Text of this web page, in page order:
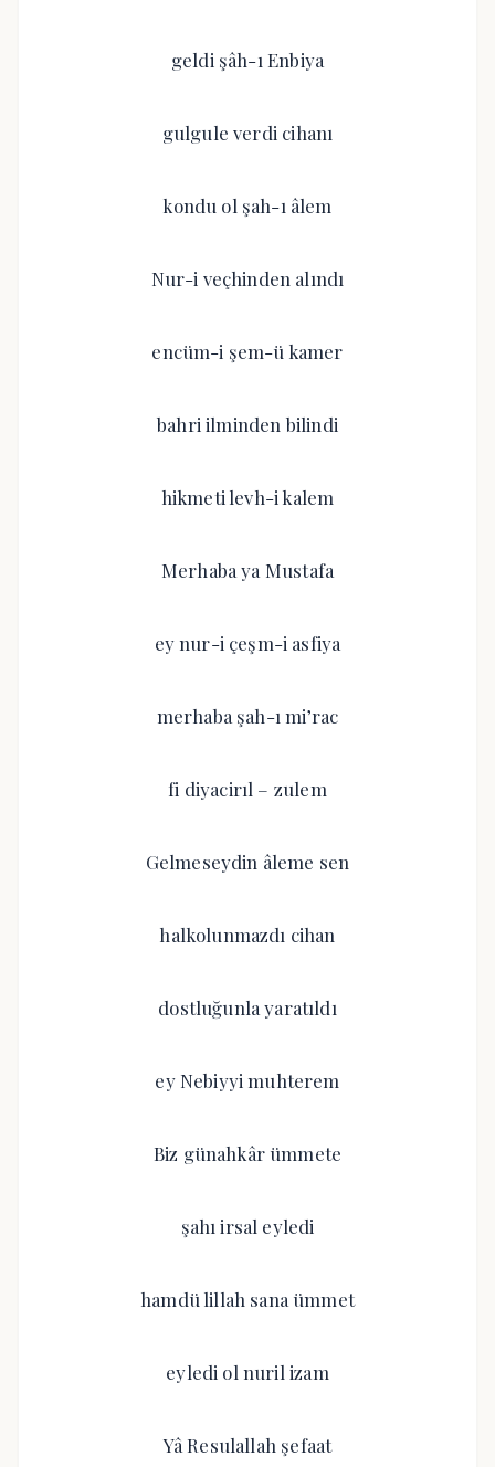
geldi şâh-ı Enbiya
gulgule verdi cihanı
kondu ol şah-ı âlem
Nur-i veçhinden alındı
encüm-i şem-ü kamer
bahri ilminden bilindi
hikmeti levh-i kalem
Merhaba ya Mustafa
ey nur-i çeşm-i asfiya
merhaba şah-ı mi’rac
fi diyacirıl – zulem
Gelmeseydin âleme sen
halkolunmazdı cihan
dostluğunla yaratıldı
ey Nebiyyi muhterem
Biz günahkâr ümmete
şahı irsal eyledi
hamdü lillah sana ümmet
eyledi ol nuril izam
Yâ Resulallah şefaat